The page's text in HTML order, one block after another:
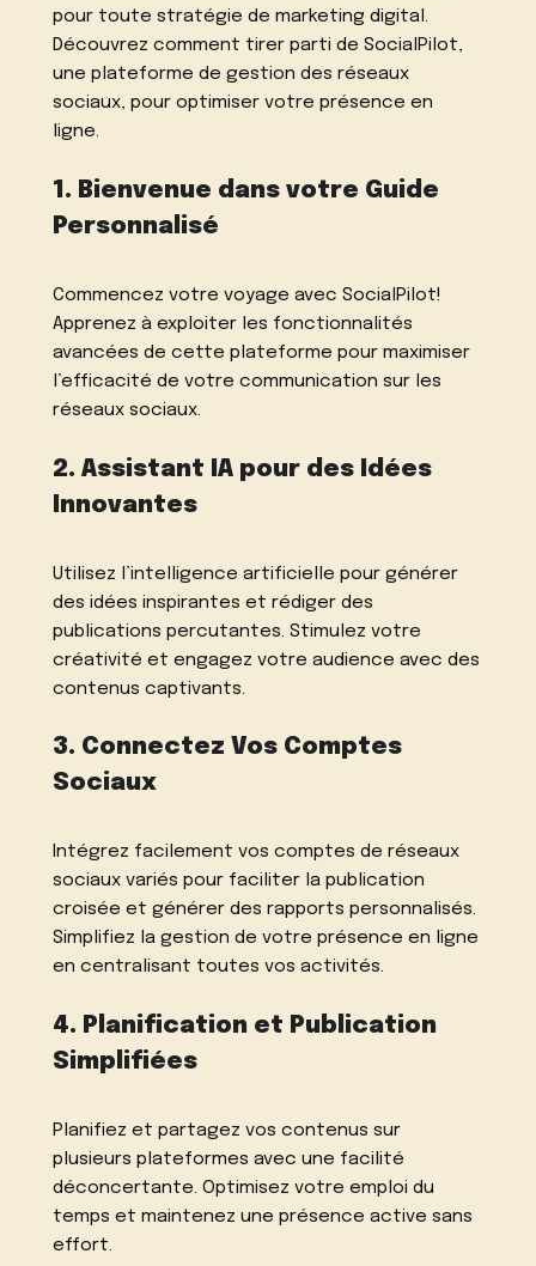
pour toute stratégie de marketing digital.
Découvrez comment tirer parti de SocialPilot,
une plateforme de gestion des réseaux
sociaux, pour optimiser votre présence en
ligne.
1. Bienvenue dans votre Guide
Personnalisé
Commencez votre voyage avec SocialPilot!
Apprenez à exploiter les fonctionnalités
avancées de cette plateforme pour maximiser
l’efficacité de votre communication sur les
réseaux sociaux.
2. Assistant IA pour des Idées
Innovantes
Utilisez l’intelligence artificielle pour générer
des idées inspirantes et rédiger des
publications percutantes. Stimulez votre
créativité et engagez votre audience avec des
contenus captivants.
3. Connectez Vos Comptes
Sociaux
Intégrez facilement vos comptes de réseaux
sociaux variés pour faciliter la publication
croisée et générer des rapports personnalisés.
Simplifiez la gestion de votre présence en ligne
en centralisant toutes vos activités.
4. Planification et Publication
Simplifiées
Planifiez et partagez vos contenus sur
plusieurs plateformes avec une facilité
déconcertante. Optimisez votre emploi du
temps et maintenez une présence active sans
effort.